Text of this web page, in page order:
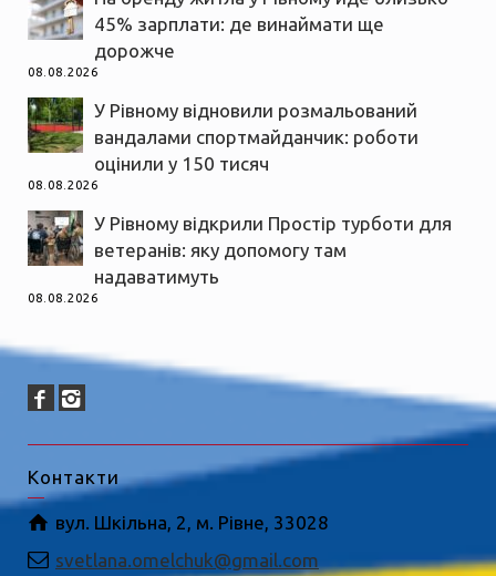
45% зарплати: де винаймати ще
дорожче
08.08.2026
У Рівному відновили розмальований
вандалами спортмайданчик: роботи
оцінили у 150 тисяч
08.08.2026
У Рівному відкрили Простір турботи для
ветеранів: яку допомогу там
надаватимуть
08.08.2026
Контакти
вул. Шкільна, 2, м. Рівне, 33028
svetlana.omelchuk@gmail.com